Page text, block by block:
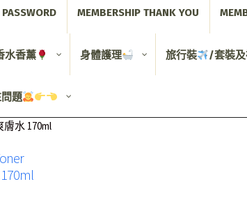
MEMBERSHIP THANK YOU
水香薰 身體護理 旅行裝 /套裝
題
水 170ml